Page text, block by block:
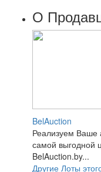
О
BelAuction
Реализуем Ваше
самой выгодной
BelAuction.by...
Другие Лоты